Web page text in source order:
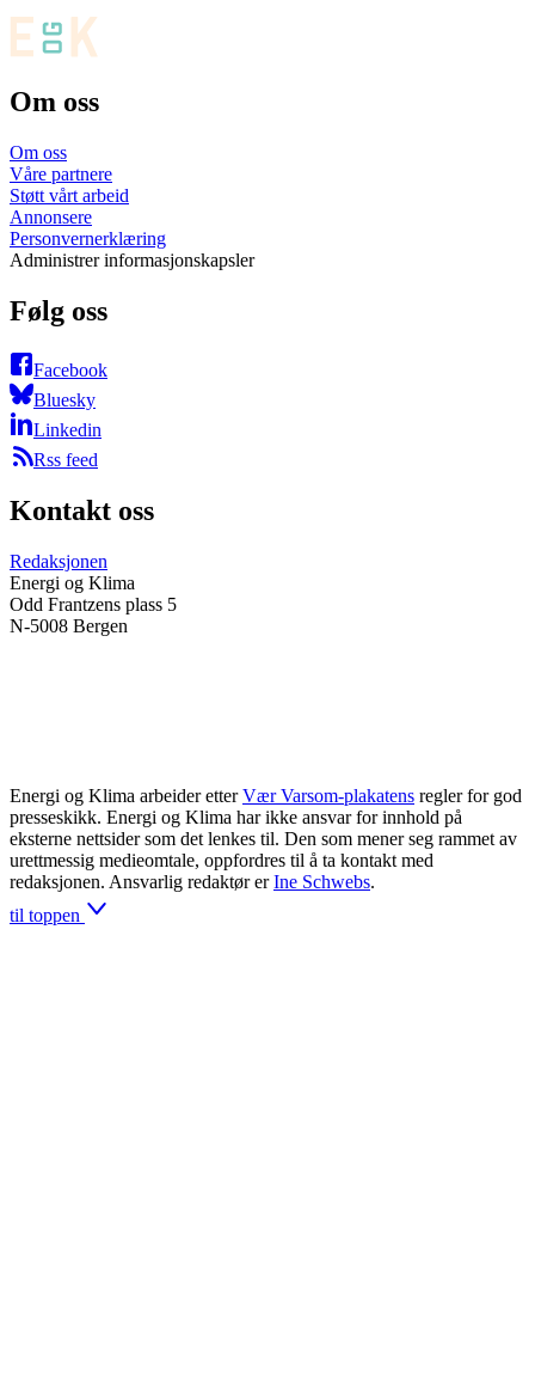
Om oss
Om oss
Våre partnere
Støtt vårt arbeid
Annonsere
Personvernerklæring
Administrer informasjonskapsler
Følg oss
Facebook
Bluesky
Linkedin
Rss feed
Kontakt oss
Redaksjonen
Energi og Klima
Odd Frantzens plass 5
N-5008 Bergen
Energi og Klima arbeider etter Vær Varsom-plakatens regler for god
presseskikk. Energi og Klima har ikke ansvar for innhold på
eksterne nettsider som det lenkes til. Den som mener seg rammet av
urettmessig medieomtale, oppfordres til å ta kontakt med
redaksjonen. Ansvarlig redaktør er Ine Schwebs.
til toppen